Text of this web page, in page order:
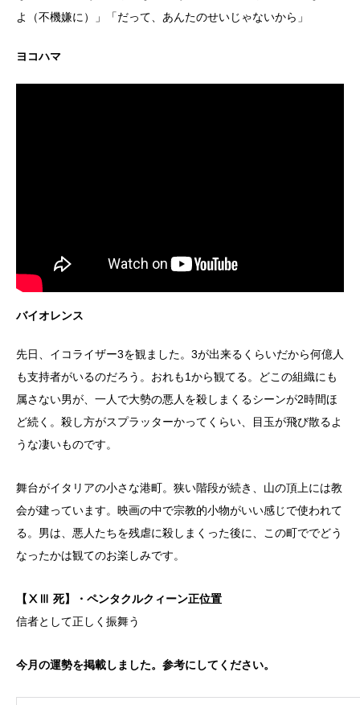
よ（不機嫌に）」「だって、あんたのせいじゃないから」
ヨコハマ
バイオレンス
先日、イコライザー3を観ました。3が出来るくらいだから何億人
も支持者がいるのだろう。おれも1から観てる。どこの組織にも
属さない男が、一人で大勢の悪人を殺しまくるシーンが2時間ほ
ど続く。殺し方がスプラッターかってくらい、目玉が飛び散るよ
うな凄いものです。
舞台がイタリアの小さな港町。狭い階段が続き、山の頂上には教
会が建っています。映画の中で宗教的小物がいい感じで使われて
る。男は、悪人たちを残虐に殺しまくった後に、この町ででどう
なったかは観てのお楽しみです。
【ⅩⅢ 死】・ペンタクルクィーン正位置
信者として正しく振舞う
今月の運勢を掲載しました。参考にしてください。